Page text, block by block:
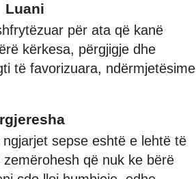
Luani
për ata që kanë
kërkesa, përgjigje dhe
të favorizuara, ndërmjetësime
sepse eshtë e lehtë të
që nuk ke bërë